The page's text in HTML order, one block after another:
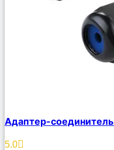
Описание
Избранное
Адаптер-
5.0